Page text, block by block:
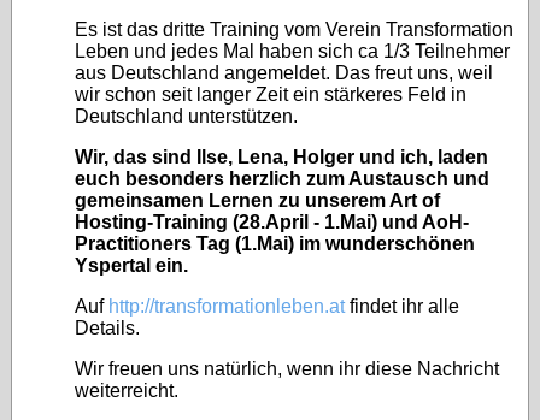
Es ist das dritte Training vom Verein Transformation
Leben und jedes Mal haben sich ca 1/3 Teilnehmer
aus Deutschland angemeldet. Das freut uns, weil
wir schon seit langer Zeit ein stärkeres Feld in
Deutschland unterstützen.
Wir, das sind Ilse, Lena, Holger und ich, laden
euch besonders herzlich zum Austausch und
gemeinsamen Lernen zu unserem Art of
Hosting-Training (28.April - 1.Mai) und AoH-
Practitioners Tag (1.Mai) im wunderschönen
Yspertal ein.
Auf http://transformationleben.at findet ihr alle
Details.
Wir freuen uns natürlich, wenn ihr diese Nachricht
weiterreicht.